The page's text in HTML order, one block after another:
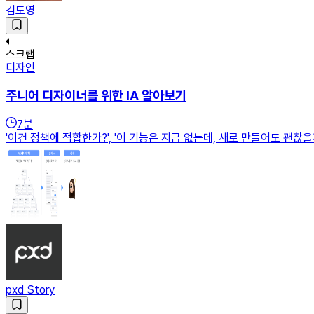
김도영
스크랩
디자인
주니어 디자이너를 위한 IA 알아보기
7분
'이건 정책에 적합한가?', '이 기능은 지금 없는데, 새로 만들어도 괜찮
pxd Story